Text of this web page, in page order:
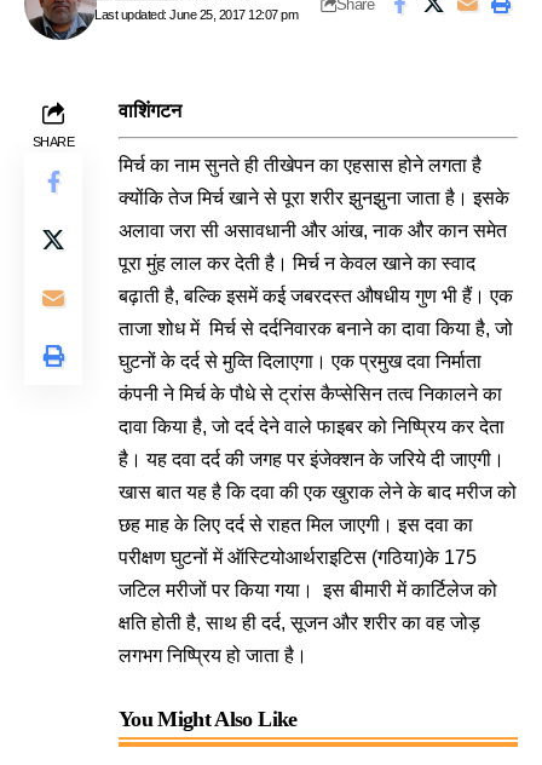
Last updated: June 25, 2017 12:07 pm
Share
SHARE
वाशिंगटन
मिर्च का नाम सुनते ही तीखेपन का एहसास होने लगता है
क्योंकि तेज मिर्च खाने से पूरा शरीर झुनझुना जाता है। इसके
अलावा जरा सी असावधानी और आंख, नाक और कान समेत
पूरा मुंह लाल कर देती है। मिर्च न केवल खाने का स्वाद
बढ़ाती है, बल्कि इसमें कई जबरदस्त औषधीय गुण भी हैं। एक
ताजा शोध में मिर्च से दर्दनिवारक बनाने का दावा किया है, जो
घुटनों के दर्द से मुव्ति दिलाएगा। एक प्रमुख दवा निर्माता
कंपनी ने मिर्च के पौधे से ट्रांस कैप्सेसिन तत्व निकालने का
दावा किया है, जो दर्द देने वाले फाइबर को निष्प्रिय कर देता
है। यह दवा दर्द की जगह पर इंजेक्शन के जरिये दी जाएगी।
खास बात यह है कि दवा की एक खुराक लेने के बाद मरीज को
छह माह के लिए दर्द से राहत मिल जाएगी। इस दवा का
परीक्षण घुटनों में ऑस्टियोआर्थराइटिस (गठिया)के 175
जटिल मरीजों पर किया गया। इस बीमारी में कार्टिलेज को
क्षति होती है, साथ ही दर्द, सूजन और शरीर का वह जोड़
लगभग निष्प्रिय हो जाता है।
You Might Also Like